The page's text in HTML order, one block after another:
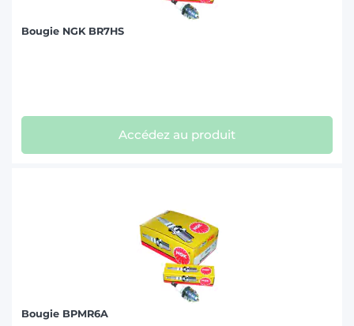
Bougie NGK BR7HS
Accédez au produit
Bougie BPMR6A